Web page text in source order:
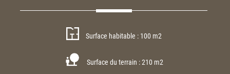
Surface habitable : 100 m2
Surface du terrain : 210 m2